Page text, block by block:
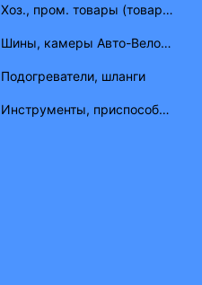
Хоз., пром. товары (товары народного потребления)
Шины, камеры Авто-Вело-Мото
Подогреватели, шланги
Инструменты, приспособления, приборы